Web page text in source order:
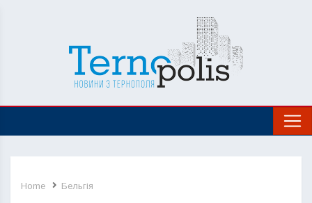
Home Бельгія